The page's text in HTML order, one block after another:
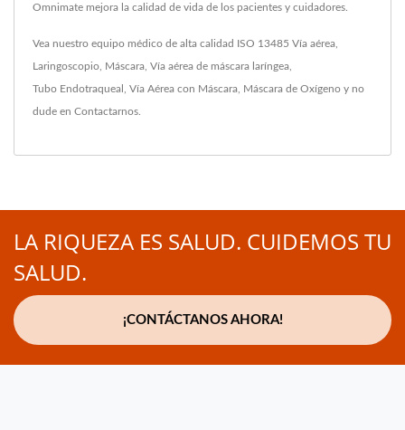
Omnimate mejora la calidad de vida de los pacientes y cuidadores.
Vea nuestro equipo médico de alta calidad ISO 13485 Vía aérea
Laringoscopio Máscara Vía aérea de máscara laríngea
Tubo Endotraqueal Vía Aérea con Máscara Máscara de Oxígeno y no
dude en Contactarnos
LA RIQUEZA ES SALUD. CUIDEMOS TU
SALUD.
¡CONTÁCTANOS AHORA!